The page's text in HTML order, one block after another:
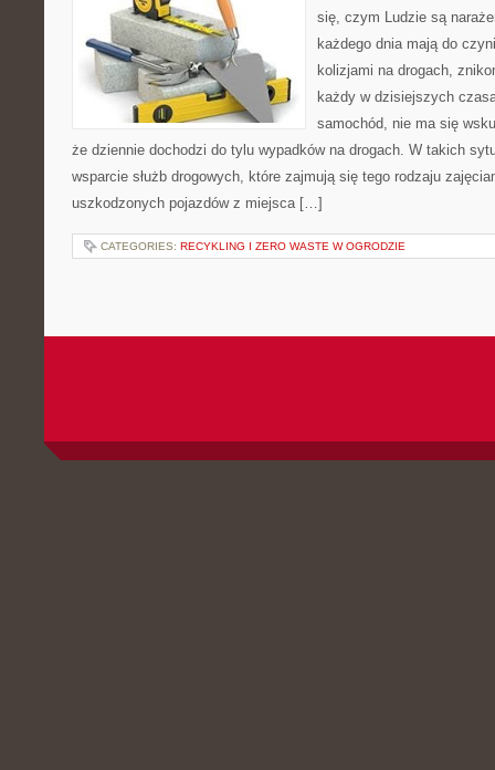
się, czym Ludzie są
każdego dnia mają do
kolizjami na drogach,
każdy w dzisiejszych
samochód, nie ma się
że dziennie dochodzi do tylu wypadków na drogach. W takich
wsparcie służb drogowych, które zajmują się tego rodzaju
uszkodzonych pojazdów z miejsca […]
CATEGORIES: RECYKLING I ZERO WASTE W OGRODZIE